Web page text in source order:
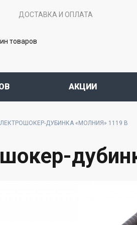
ДОСТАВКА И ОПЛАТА
АКЦИИ
ДУБИНКА «МОЛНИЯ» 1119 В